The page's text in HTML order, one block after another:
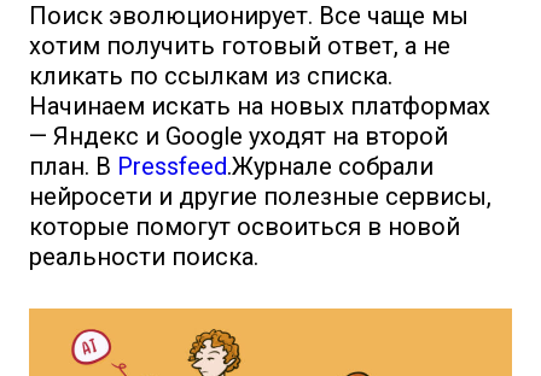
Поиск эволюционирует. Все чаще мы
хотим получить готовый ответ, а не
кликать по ссылкам из списка.
Начинаем искать на новых платформах
— Яндекс и Google уходят на второй
план. В Pressfeed.Журнале собрали
нейросети и другие полезные сервисы,
которые помогут освоиться в новой
реальности поиска.